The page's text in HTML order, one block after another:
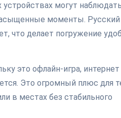
устройствах могут
моменты.
что делает погружение
это офлайн-игра, интернет
Это огромный плюс для
в местах без стабильного